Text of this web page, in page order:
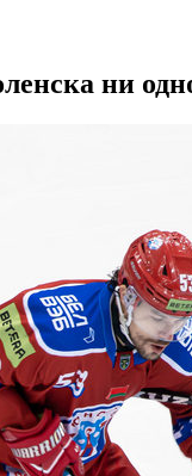
ни